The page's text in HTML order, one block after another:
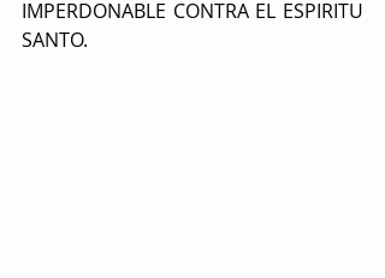
IMPERDONABLE CONTRA EL ESPIRITU
SANTO.